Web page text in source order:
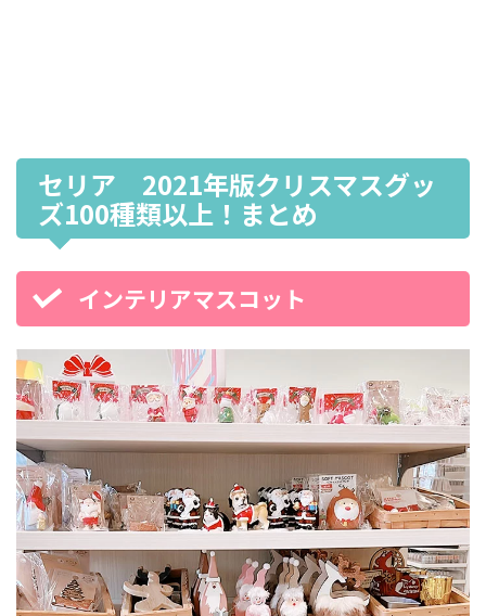
セリア 2021年版クリスマスグッ
ズ100種類以上！まとめ
インテリアマスコット